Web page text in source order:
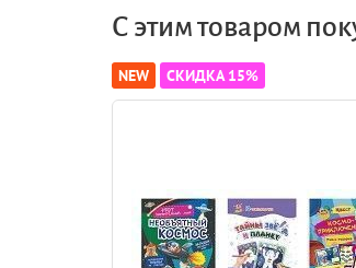
С этим товаром
NEW СКИДКА 15%